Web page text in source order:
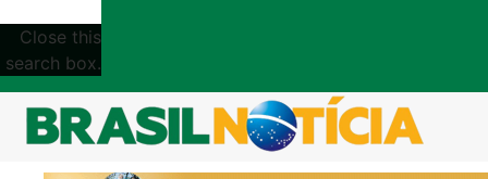
Close this
search box.